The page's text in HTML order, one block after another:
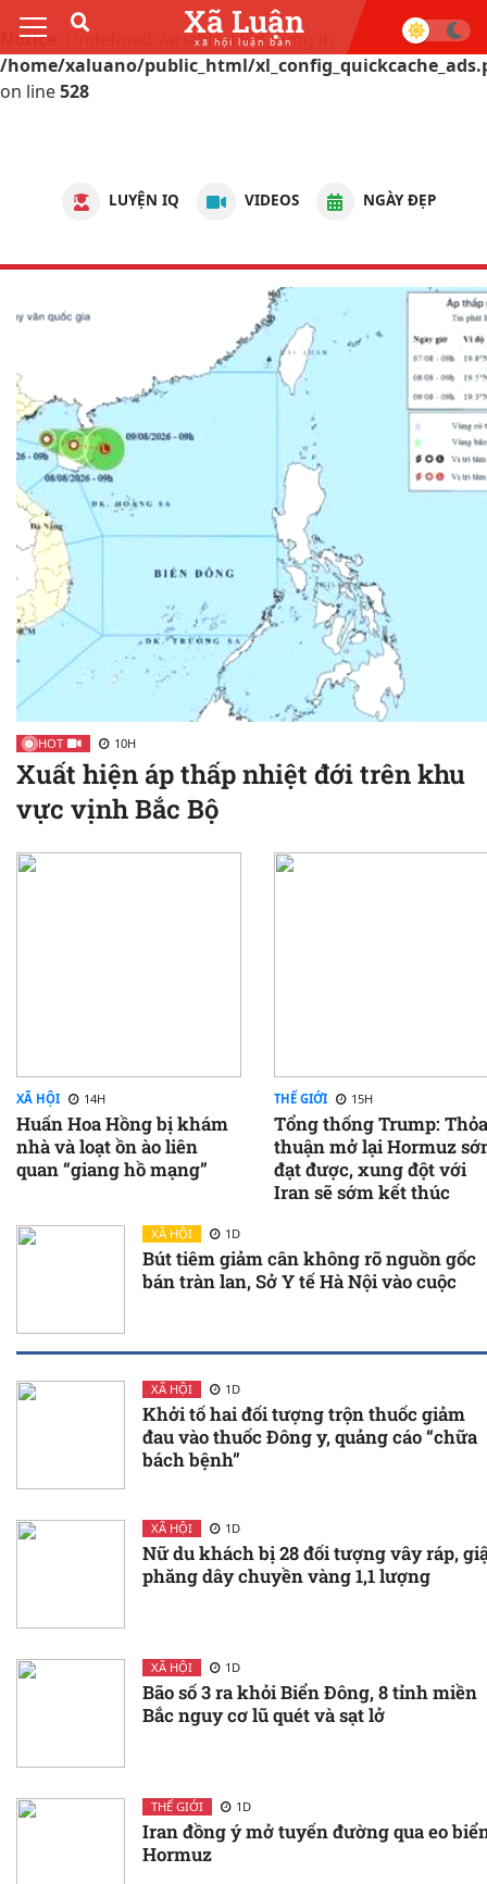
Notice
: Undefined variable: FBid_Tung in
/home/xaluano/public_html/
on line528
Xã Luận
xã hội luận bàn
LUYỆN IQ VIDEOS NGÀY ĐẸP
HOT 10H
Xuất hiện áp thấp nhiệt đới trên khu
vực vịnh Bắc Bộ
XÃ HỘI 14H
Huấn Hoa Hồng bị khám
nhà và loạt ồn ào liên
quan “giang hồ mạng”
THẾ GIỚI 15H
Tổng thống Trump: Thỏa
thuận mở lại Hormuz
đạt được, xung đột với
Iran sẽ sớm kết thúc
XÃ HỘI 1D
Bút tiêm giảm cân không rõ nguồn gốc
bán tràn lan, Sở Y tế Hà Nội vào cuộc
XÃ HỘI 1D
Khởi tố hai đối tượng trộn thuốc giảm
đau vào thuốc Đông y, quảng cáo “chữa
bách bệnh”
XÃ HỘI 1D
Nữ du khách bị 28 đối tượng vây ráp,
phăng dây chuyền vàng 1,1 lượng
XÃ HỘI 1D
Bão số 3 ra khỏi Biển Đông, 8 tỉnh miền
Bắc nguy cơ lũ quét và sạt lở
THẾ GIỚI 1D
Iran đồng ý mở tuyến đường qua eo
Hormuz